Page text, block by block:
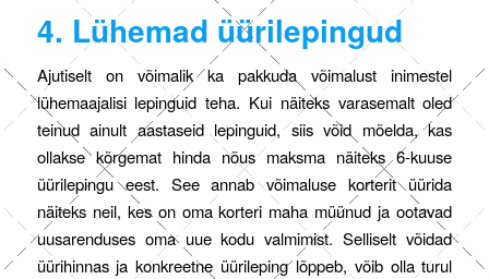
4. Lühemad üürilepingud
Ajutiselt on võimalik ka pakkuda võimalust inimestel
lühemaajalisi lepinguid teha. Kui näiteks varasemalt oled
teinud ainult aastaseid lepinguid, siis võid mõelda, kas
ollakse kõrgemat hinda nõus maksma näiteks 6-kuuse
üürilepingu eest. See annab võimaluse korterit üürida
näiteks neil, kes on oma korteri maha müünud ja ootavad
uusarenduses oma uue kodu valmimist. Selliselt võidad
üürihinnas ja konkreetne üürileping lõppeb, võib olla turul